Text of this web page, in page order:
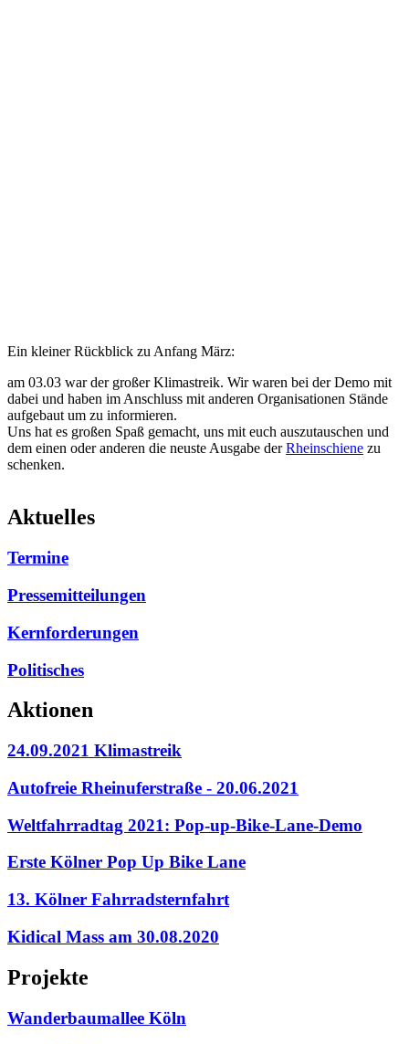
Ein kleiner Rückblick zu Anfang März:
am 03.03 war der großer Klimastreik. Wir waren bei der Demo mit
dabei und haben im Anschluss mit anderen Organisationen Stände
aufgebaut um zu informieren.
Uns hat es großen Spaß gemacht, uns mit euch auszutauschen und
dem einen oder anderen die neuste Ausgabe derRheinschiene zu
schenken.
Aktuelles
Termine
Pressemitteilungen
Kernforderungen
Politisches
Aktionen
24.09.2021 Klimastreik
Autofreie Rheinuferstraße - 20.06.2021
Weltfahrradtag 2021: Pop-up-Bike-Lane-Demo
Erste Kölner Pop Up Bike Lane
13. Kölner Fahrradsternfahrt
Kidical Mass am 30.08.2020
Projekte
Wanderbaumallee Köln